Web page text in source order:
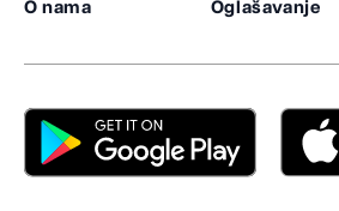
O nama Oglašavanje